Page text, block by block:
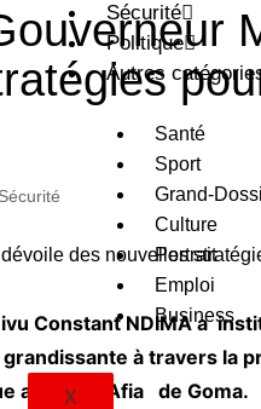
Sécurité
Politique
Autres
Santé
Sport
Grand-
Culture
Portrait
Emploi
Business
X
Sécurité
Constant NDIMA a
à travers la
au stade Afia de Goma.